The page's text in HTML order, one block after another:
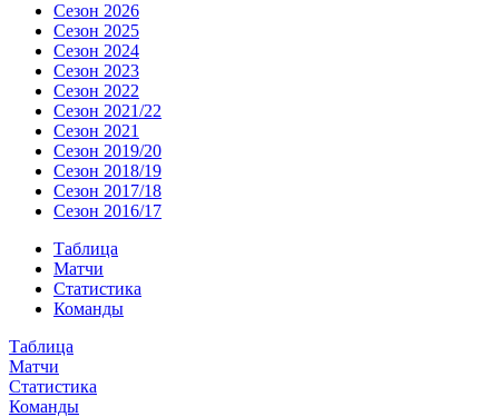
Сезон 2026
Сезон 2025
Сезон 2024
Сезон 2023
Сезон 2022
Сезон 2021/22
Сезон 2021
Сезон 2019/20
Сезон 2018/19
Сезон 2017/18
Сезон 2016/17
Таблица
Матчи
Статистика
Команды
Таблица
Матчи
Статистика
Команды